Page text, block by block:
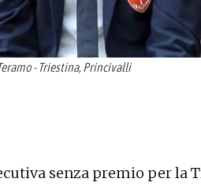
- Triestina, Princivalli
senza premio per la